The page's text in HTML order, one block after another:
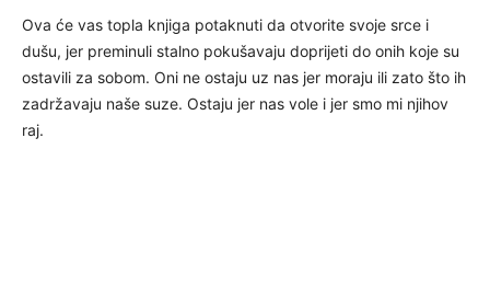
Ova će vas topla knjiga potaknuti da otvorite svoje srce i
dušu, jer preminuli stalno pokušavaju doprijeti do onih koje su
ostavili za sobom. Oni ne ostaju uz nas jer moraju ili zato što ih
zadržavaju naše suze. Ostaju jer nas vole i jer smo mi njihov
raj.